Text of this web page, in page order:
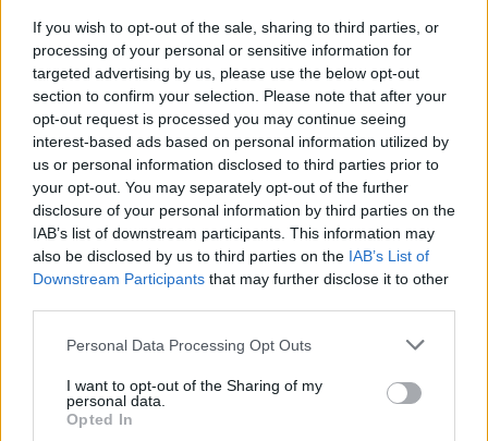
If you wish to opt-out of the sale, sharing to third parties, or
processing of your personal or sensitive information for
targeted advertising by us, please use the below opt-out
section to confirm your selection. Please note that after your
opt-out request is processed you may continue seeing
interest-based ads based on personal information utilized by
us or personal information disclosed to third parties prior to
your opt-out. You may separately opt-out of the further
disclosure of your personal information by third parties on the
IAB’s list of downstream participants. This information may
also be disclosed by us to third parties on the IAB’s List of
Downstream Participants that may further disclose it to other
Please note that this website/app uses one or more Google
not limited to your visit or usage behaviour. You may click to
grant or deny consent to Google and its third-party tags to
use your data for below specified purposes in below Google
Personal Data Processing Opt Outs
I want to opt-out of the Sharing of my
personal data.
Opted In
España en el Mundial 2026: ¿Cuál será su once
titular?
España es una de las grandes
favoritas del Mundial 2026. ¿Cuál
será el once tipo que presente
Luis de la Fuente en el torneo?
Posible 11 titular
Maignan
Tchouameni – Koné
Olise – Cherki – Dembélé